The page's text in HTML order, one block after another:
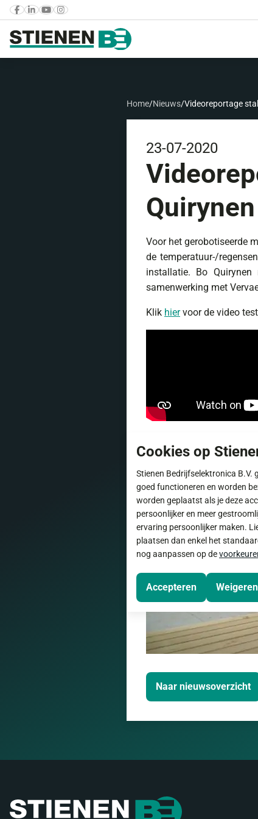
Home/Nieuws/Videoreportage
23-07-2020
Voor het gerobotiseerde
de temperatuur-/
installatie. Bo
samenwerking met
Klik hiervoor de video
Naar nieuwsoverzicht
Cookies op
Stienen Bedrijfselektronica
goed functioneren en worden
worden geplaatst als je deze
persoonlijker en meer
ervaring persoonlijker maken.
plaatsen dan enkel het
nog aanpassen op de
Accepteren Weigeren